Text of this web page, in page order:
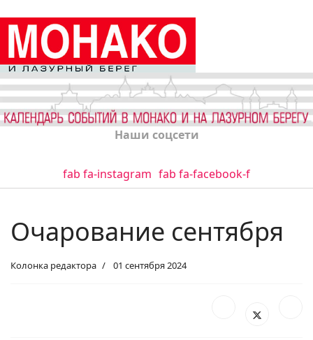
Наши соцсети
fab fa-instagram fab fa-facebook-f
Очарование сентября
Колонка редактора 01 сентября 2024